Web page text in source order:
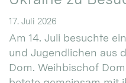
17. Juli 2026
Am 14. Juli besuchte
und Jugendlichen aus
Dom. Weihbischof